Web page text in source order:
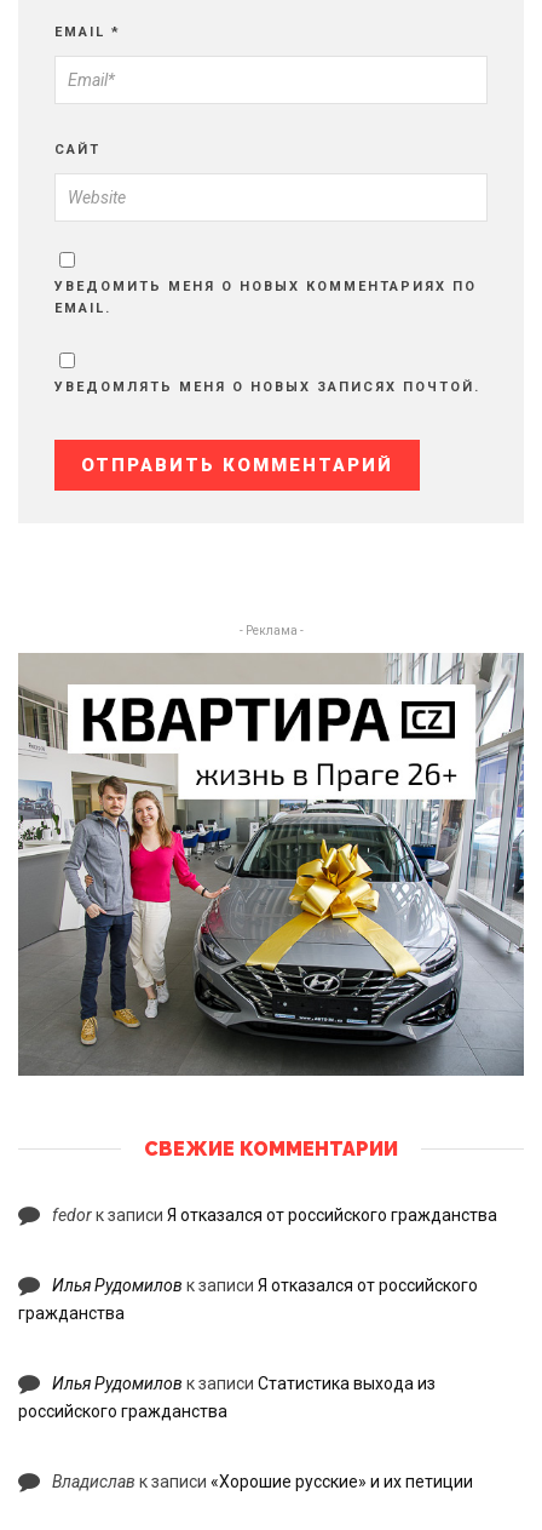
EMAIL *
САЙТ
УВЕДОМИТЬ МЕНЯ О НОВЫХ КОММЕНТАРИЯХ ПО
EMAIL.
УВЕДОМЛЯТЬ МЕНЯ О НОВЫХ ЗАПИСЯХ ПОЧТОЙ.
- Реклама -
СВЕЖИЕ КОММЕНТАРИИ
fedorк записи Я отказался от российского гражданства
Илья Рудомилов к записи Я отказался от российского
гражданства
Илья Рудомилов к записи Статистика выхода из
российского гражданства
Владислав к записи «Хорошие русские» и их петиции